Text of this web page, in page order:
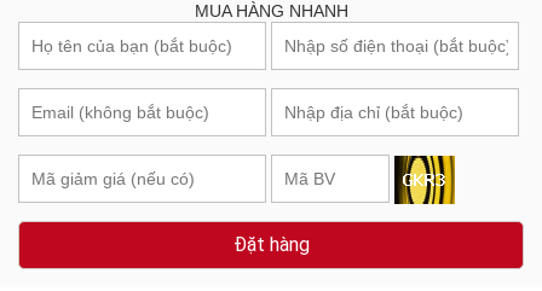
MUA HÀNG NHANH
Đặt hàng